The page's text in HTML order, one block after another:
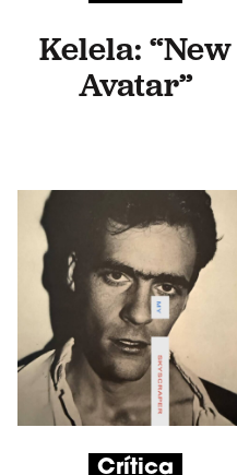
Kelela: “New
Avatar”
Crítica